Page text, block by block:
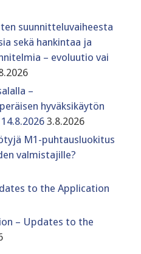
suunnitteluvaiheesta
sekä hankintaa ja
– evoluutio vai
–
hyväksikäytön
3.8.2026
M1-puhtausluokitus
valmistajille?
to the Application
– Updates to the